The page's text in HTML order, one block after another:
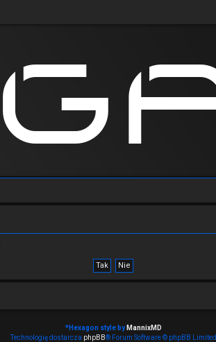
*Hexagon style by MannixMD
Technologię dostarcza phpBB® Forum Software © phpBB Limited